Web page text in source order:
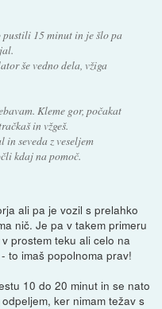
15 minut in je šlo pa
še vedno dela, vžiga
Kleme gor, počakat
in vžgeš.
seveda z veseljem
kdaj na pomoč.
ali pa je vozil s prelahko
nič. Je pa v takem primeru
prostem teku ali celo na
to imaš popolnoma prav!
10 do 20 minut in se nato
ker nimam težav s